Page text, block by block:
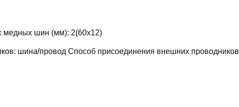
медных шин (мм): 2(60х12)
шина/провод Способ присоединения внешних проводников